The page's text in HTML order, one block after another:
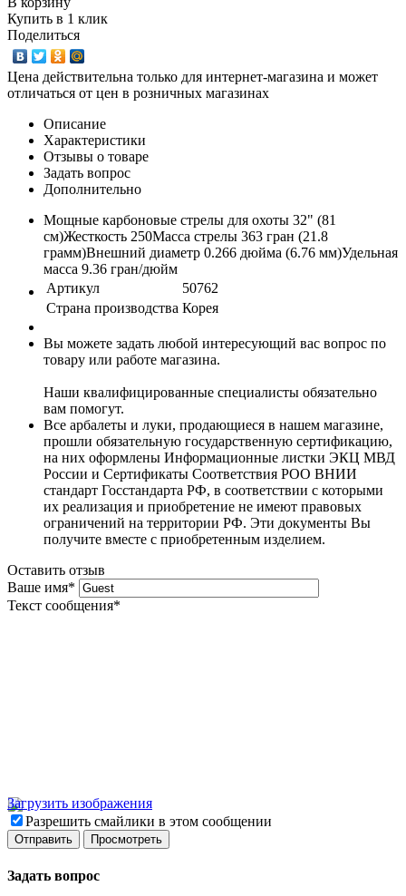
Купить в 1 клик
Поделиться
Цена действительна только для интернет-магазина и может
отличаться от цен в розничных магазинах
Описание
Характеристики
Отзывы о товаре
Задать вопрос
Дополнительно
Мощные карбоновые стрелы для охоты 32" (81
см)Жесткость 250Масса стрелы 363 гран (21.8
грамм)Внешний диаметр 0.266 дюйма (6.76 мм)Удельная
масса 9.36 гран/дюйм
Артикул
50762
Страна производства Корея
Вы можете задать любой интересующий вас вопрос по
товару или работе магазина.
Наши квалифицированные специалисты обязательно
вам помогут.
Все арбалеты и луки, продающиеся в нашем магазине,
прошли обязательную государственную сертификацию,
на них оформлены Информационные листки ЭКЦ МВД
России и Сертификаты Соответствия РОО ВНИИ
стандарт Госстандарта РФ, в соответствии с которыми
их реализация и приобретение не имеют правовых
ограничений на территории РФ. Эти документы Вы
получите вместе с приобретенным изделием.
Оставить отзыв
Ваше имя*
Текст сообщения*
Загрузить изображения
Разрешить смайлики в этом сообщении
Задать вопрос